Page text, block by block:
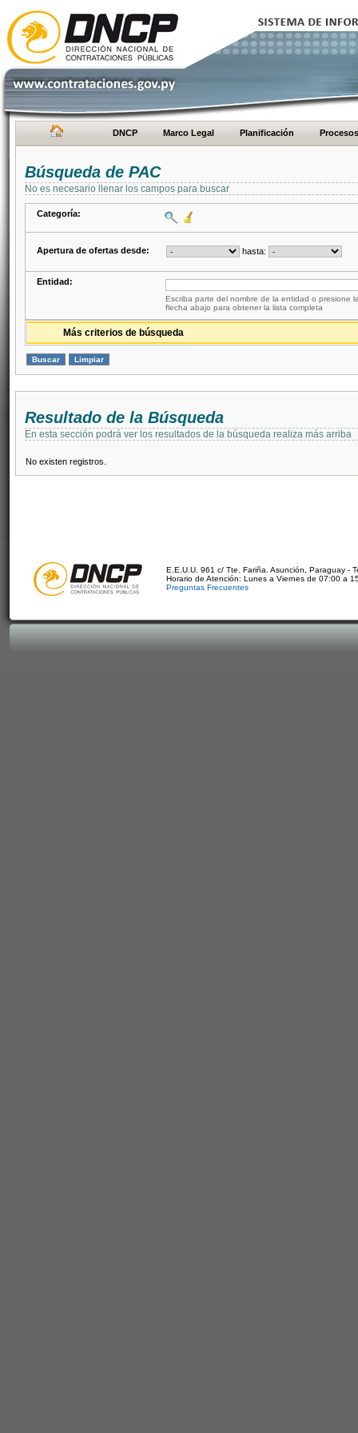
DNCP Marco Legal Planificación Procesos
Búsqueda de PAC
No es necesario llenar los campos para buscar
Categoría:
Apertura de ofertas desde: hasta:
Entidad:
Escriba parte del nombre de la entidad o presione
flecha abajo para obtener la lista completa
Más criterios de búsqueda
Resultado de la Búsqueda
En esta sección podrá ver los resultados de la búsqueda realiza más arriba
No existen registros.
E.E.U.U. 961 c/ Tte. Fariña. Asunción, Paraguay -
Horario de Atención: Lunes a Viernes de 07:00 a
Preguntas Frecuentes